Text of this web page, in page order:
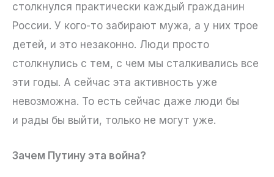
столкнулся практически каждый гражданин
России. У кого-то забирают мужа, а у них трое
детей, и это незаконно. Люди просто
столкнулись с тем, с чем мы сталкивались все
эти годы. А сейчас эта активность уже
невозможна. То есть сейчас даже люди бы
и рады бы выйти, только не могут уже.
Зачем Путину эта война?